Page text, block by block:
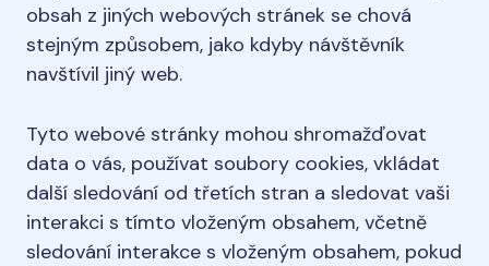
obsah z jiných webových stránek se chová
stejným způsobem, jako kdyby návštěvník
navštívil jiný web.
Tyto webové stránky mohou shromažďovat
data o vás, používat soubory cookies, vkládat
další sledování od třetích stran a sledovat vaši
interakci s tímto vloženým obsahem, včetně
sledování interakce s vloženým obsahem, pokud